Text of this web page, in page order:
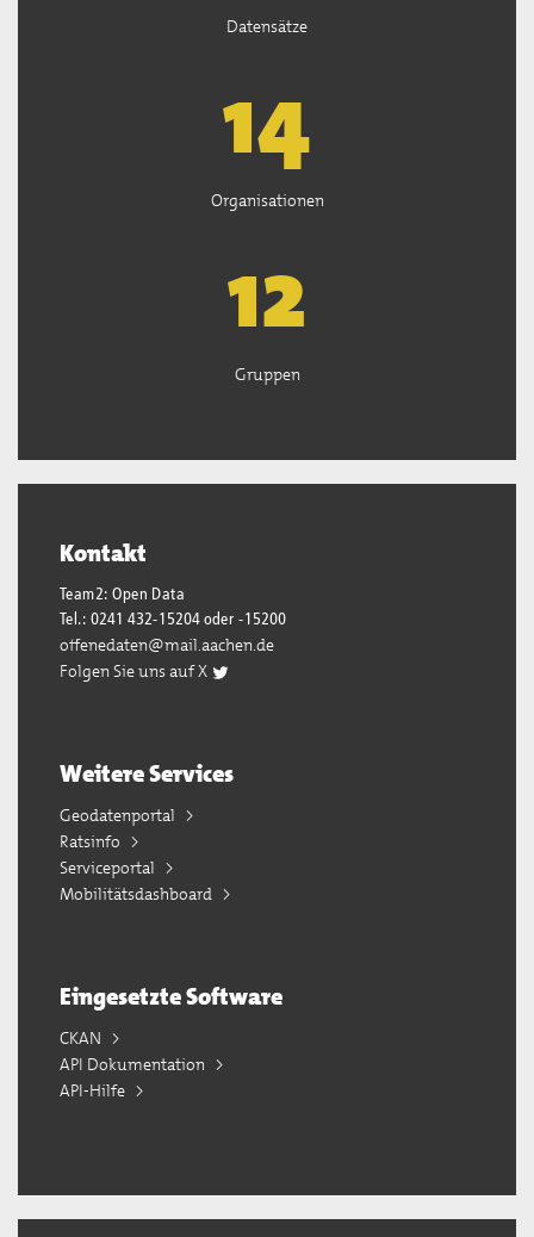
Datensätze
14
Organisationen
13
Gruppen
Kontakt
Team2: Open Data
Tel.: 0241 432-15204 oder -15200
offenedaten@mail.aachen.de
Folgen Sie uns auf X
Weitere Services
Geodatenportal
Ratsinfo
Serviceportal
Mobilitätsdashboard
Eingesetzte Software
CKAN
API Dokumentation
API-Hilfe